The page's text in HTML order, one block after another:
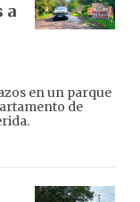
a
en un parque
de